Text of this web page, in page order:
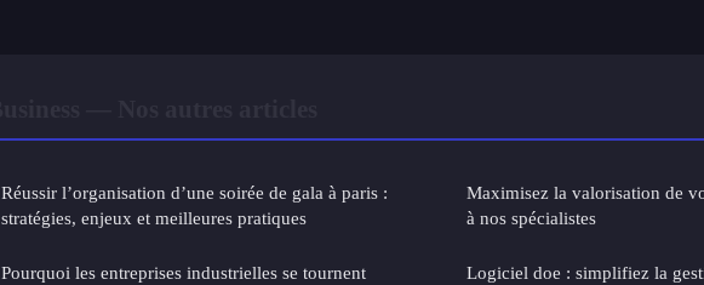
Réussir l’organisation d’une soirée de gala à paris :
stratégies, enjeux et meilleures pratiques
Pourquoi les entreprises industrielles se tournent
Maximisez la valorisation de
à nos spécialistes
Logiciel doe : simplifiez la